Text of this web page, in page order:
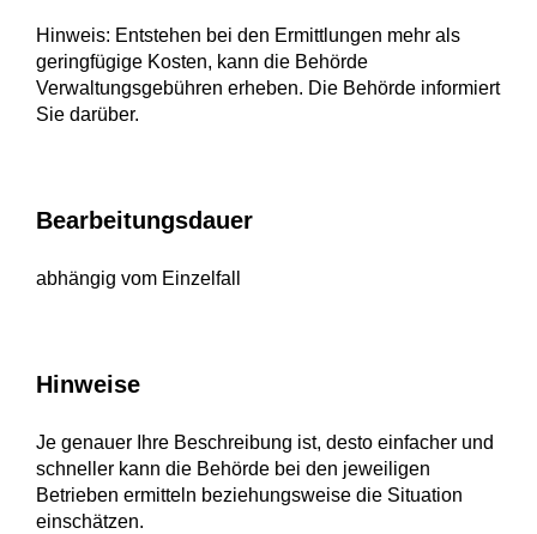
Hinweis: Entstehen bei den Ermittlungen mehr als
geringfügige Kosten, kann die Behörde
Verwaltungsgebühren erheben. Die Behörde informiert
Sie darüber.
Bearbeitungsdauer
abhängig vom Einzelfall
Hinweise
Je genauer Ihre Beschreibung ist, desto einfacher und
schneller kann die Behörde bei den jeweiligen
Betrieben ermitteln beziehungsweise die Situation
einschätzen.